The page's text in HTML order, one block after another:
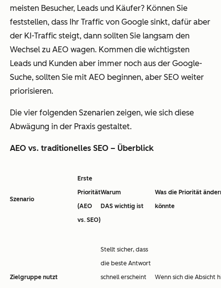
meisten Besucher, Leads und Käufer? Können Sie
feststellen, dass Ihr Traffic von Google sinkt, dafür aber
der KI-Traffic steigt, dann sollten Sie langsam den
Wechsel zu AEO wagen. Kommen die wichtigsten
Leads und Kunden aber immer noch aus der Google-
Suche, sollten Sie mit AEO beginnen, aber SEO weiter
priorisieren.
Die vier folgenden Szenarien zeigen, wie sich diese
Abwägung in der Praxis gestaltet.
AEO vs. traditionelles SEO – Überblick
Szenario
Erste
Priorität
(AEO
vs. SEO)
Warum
DAS wichtig ist
Was die Priorität
könnte
Zielgruppe nutzt
Stellt sicher, dass
die beste Antwort
schnell erscheint
Wenn sich die Absicht